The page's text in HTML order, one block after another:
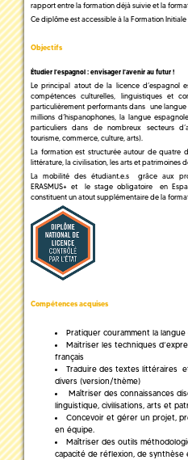
rapport entre la formation déjà suivie et la
Ce diplôme est accessible à la Formation
Objectifs
Étudier l'espagnol : envisager l'avenir au futur !
Le principal atout de la licence d’espagnol
compétences culturelles, linguistiques et
particulièrement performants dans une
millions d’hispanophones, la langue
particuliers dans de nombreux secteurs
tourisme, commerce, culture, arts).
La formation est structurée autour de quatre
littérature, la civilisation, les arts et patrimoines
La mobilité des étudiant.e.s grâce aux
ERASMUS+ et le stage obligatoire en
constituent un atout supplémentaire de la
Compétences acquises
Pratiquer couramment la langue
Maitriser les techniques
français
Traduire des textes littéraires
divers (version/thème)
Maîtriser des
linguistique, civilisations, arts et
Concevoir et gérer un projet,
en équipe.
Maîtriser des outils
capacité de réflexion, de